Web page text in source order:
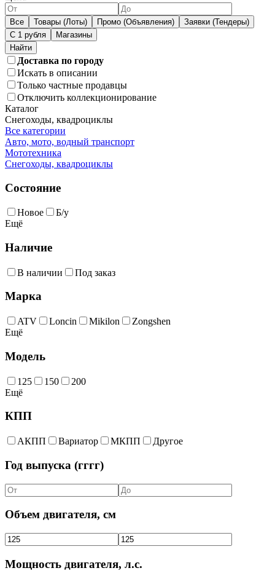
Все Товары (Лоты) Промо (Объявления)
Заявки (Тендеры)
С 1 рубля
Магазины
Доставка по городу
Искать в описании
Только частные продавцы
Отключить коллекционирование
Каталог
Снегоходы, квадроциклы
Все категории
Авто, мото, водный транспорт
Мототехника
Снегоходы, квадроциклы
Состояние
Новое
Б/у
Ещё
Наличие
В наличии Под заказ
Марка
ATV Loncin Mikilon
Zongshen
Ещё
Модель
125 150
200
Ещё
КПП
АКПП Вариатор МКПП Другое
Год выпуска (гггг)
Объем двигателя, см
Мощность двигателя, л.с.